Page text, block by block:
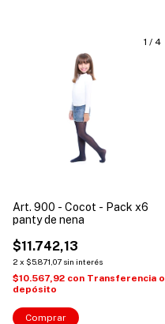
1 / 4
Art. 900 - Cocot - Pack x6
panty de nena
$11.742,13
2 x $5.871,07 sin interés
$10.567,92 con Transferencia o
depósito
Comprar